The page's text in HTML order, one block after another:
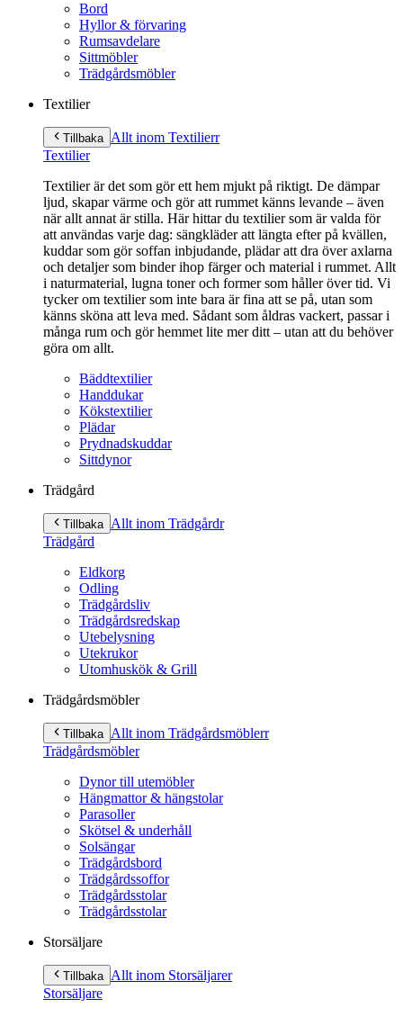
Bord
Hyllor & förvaring
Rumsavdelare
Sittmöbler
Trädgårdsmöbler
Textilier
Tillbaka Allt inom Textilierr
Textilier
Textilier är det som gör ett hem mjukt på riktigt. De dämpar
ljud, skapar värme och gör att rummet känns levande – även
när allt annat är stilla. Här hittar du textilier som är valda för
att användas varje dag: sängkläder att längta efter på kvällen,
kuddar som gör soffan inbjudande, plädar att dra över axlarna
och detaljer som binder ihop färger och material i rummet. Allt
i naturmaterial, lugna toner och former som håller över tid. Vi
tycker om textilier som inte bara är fina att se på, utan som
känns sköna att leva med. Sådant som åldras vackert, passar i
många rum och gör hemmet lite mer ditt – utan att du behöver
göra om allt.
Bäddtextilier
Handdukar
Kökstextilier
Plädar
Prydnadskuddar
Sittdynor
Trädgård
Tillbaka Allt inom Trädgårdr
Trädgård
Eldkorg
Odling
Trädgårdsliv
Trädgårdsredskap
Utebelysning
Utekrukor
Utomhuskök & Grill
Trädgårdsmöbler
Tillbaka Allt inom Trädgårdsmöblerr
Trädgårdsmöbler
Dynor till utemöbler
Hängmattor & hängstolar
Parasoller
Skötsel & underhåll
Solsängar
Trädgårdsbord
Trädgårdssoffor
Trädgårdsstolar
Trädgårdsstolar
Storsäljare
Tillbaka Allt inom Storsäljarer
Storsäljare